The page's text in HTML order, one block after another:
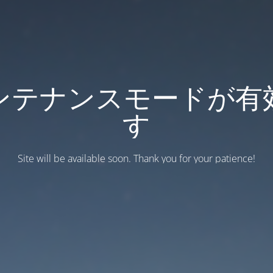
テナンスモードが有
す
Site will be available soon. Thank you for your patience!